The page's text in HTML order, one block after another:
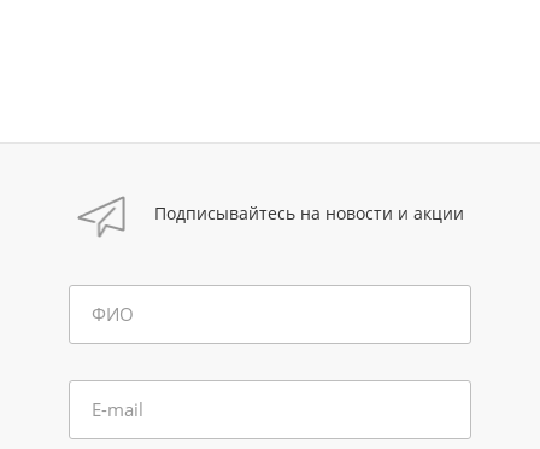
Подписывайтесь на новости и акции
ФИО
E-mail